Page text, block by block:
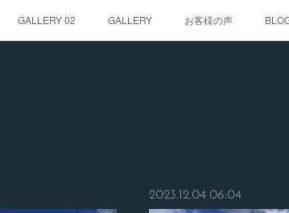
GALLERY 02 GALLERY お客様の声
2023.12.04 06:04